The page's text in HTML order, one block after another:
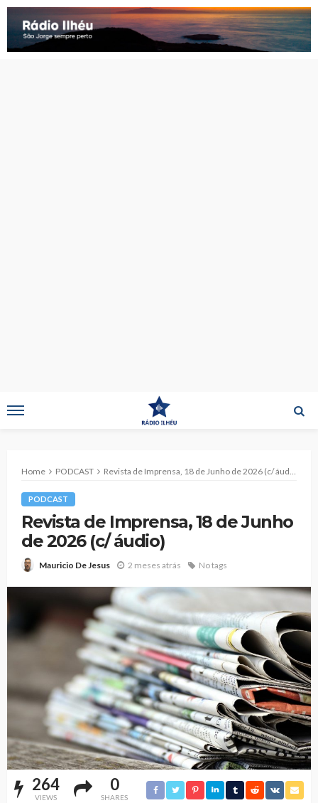
Home PODCAST Revista de Imprensa, 18 de Junho de 2026 (c/ áudio)
PODCAST
Revista de Imprensa, 18 de Junho
de 2026 (c/ áudio)
Mauricio De Jesus 2 meses atrás No tags
264
VIEWS
0
SHARES